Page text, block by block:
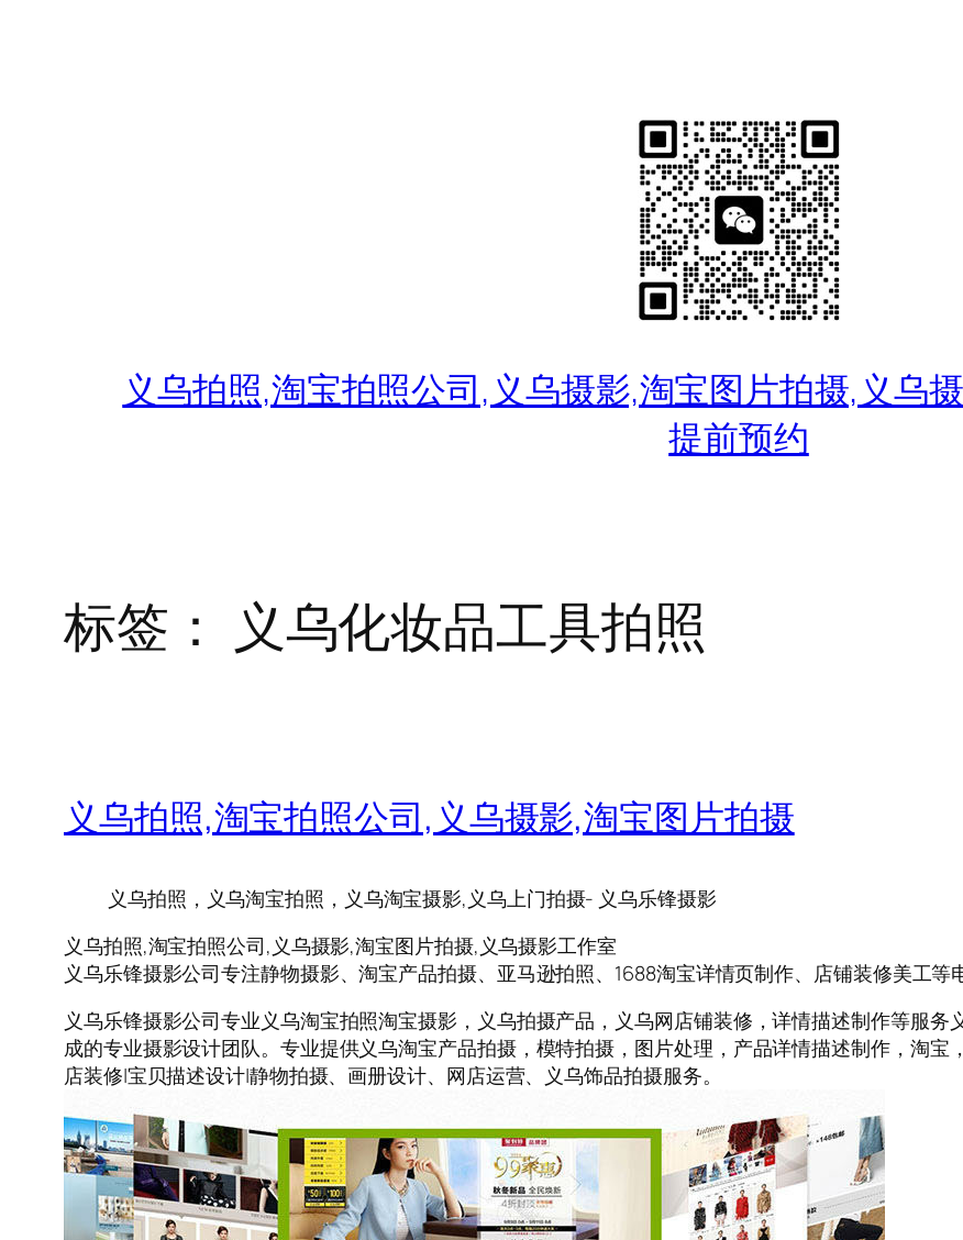
义乌拍照,淘宝拍照公司,义乌摄影,淘宝图片拍摄,义乌
提前预约
标签： 义乌化妆品工具拍照
义乌拍照,淘宝拍照公司,义乌摄影,淘宝图片拍摄
义乌拍照，义乌淘宝拍照，义乌淘宝摄影,义乌上门拍摄- 义乌乐锋摄影
义乌拍照,淘宝拍照公司,义乌摄影,淘宝图片拍摄,义乌摄影工作室
义乌乐锋摄影公司专注静物摄影、淘宝产品拍摄、亚马逊拍照、1688淘宝详情页制作、店铺装修美工等
义乌乐锋摄影公司专业义乌淘宝拍照淘宝摄影，义乌拍摄产品，义乌网店铺装修，详情描述制作等服
成的专业摄影设计团队。专业提供义乌淘宝产品拍摄，模特拍摄，图片处理，产品详情描述制作，淘
店装修|宝贝描述设计|静物拍摄、画册设计、网店运营、义乌饰品拍摄服务。